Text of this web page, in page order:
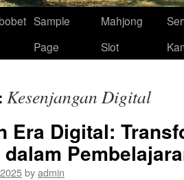
Sample
Page
Mahjong
Slot
Kesenjangan Digital
Era Digital:
byadmin